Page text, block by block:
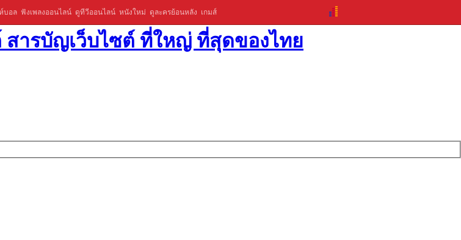
บอล ฟังเพลงออนไลน์ ดูทีวีออนไลน์ หนังใหม่ ดูละครย้อนหลัง เกมส์
สารบัญเว็บไซต์ ที่ใหญ่ ที่สุดของไทย